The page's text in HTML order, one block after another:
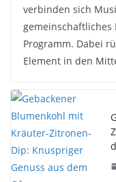
verbinden sich
gemeinschaftliches
Programm. Dabei
Element in den